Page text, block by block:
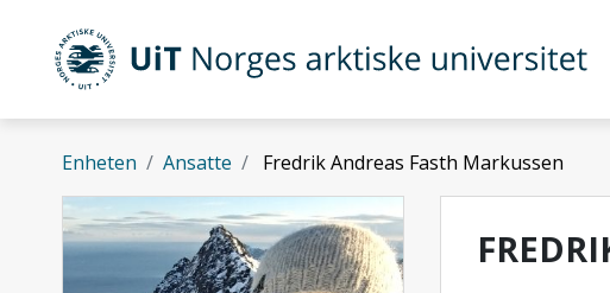
Gå til hovedinnhold
UiT Norges arktiske universitet
Enheten Ansatte Fredrik Andreas Fasth Markussen